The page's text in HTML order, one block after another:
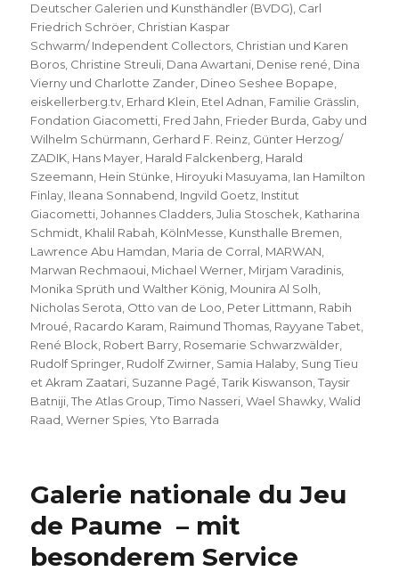
Deutscher Galerien und Kunsthändler (BVDG), Carl
Friedrich Schröer, Christian Kaspar
Schwarm/ Independent Collectors, Christian und Karen
Boros, Christine Streuli, Dana Awartani, Denise rené, Dina
Vierny und Charlotte Zander, Dineo Seshee Bopape,
eiskellerberg.tv, Erhard Klein, Etel Adnan, Familie Grässlin,
Fondation Giacometti, Fred Jahn, Frieder Burda, Gaby und
Wilhelm Schürmann, Gerhard F. Reinz, Günter Herzog/
ZADIK, Hans Mayer, Harald Falckenberg, Harald
Szeemann, Hein Stünke, Hiroyuki Masuyama, Ian Hamilton
Finlay, Ileana Sonnabend, Ingvild Goetz, Institut
Giacometti,Johannes Cladders,Julia Stoschek, Katharina
Schmidt, Khalil Rabah, KölnMesse, Kunsthalle Bremen,
Lawrence Abu Hamdan, Maria de Corral, MARWAN,
Marwan Rechmaoui, Michael Werner, Mirjam Varadinis,
Monika Sprüth und Walther König, Mounira Al Solh,
Nicholas Serota, Otto van de Loo, Peter Littmann, Rabih
Mroué, Racardo Karam, Raimund Thomas, Rayyane Tabet,
René Block, Robert Barry, Rosemarie Schwarzwälder,
Rudolf Springer, Rudolf Zwirner, Samia Halaby, Sung Tieu
et Akram Zaatari, Suzanne Pagé,Tarik Kiswanson,Taysir
Batniji,The Atlas Group,Timo Nasseri,Wael Shawky,Walid
Raad,Werner Spies,Yto Barrada
Galerie nationale du Jeu
de Paume – mit
besonderem Service